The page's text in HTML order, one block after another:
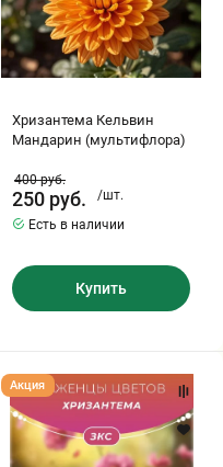
Хризантема Кельвин
Мандарин (мультифлора)
400руб.
250 руб.
/шт.
Есть в наличии
Купить
Хризантема
Бакарди,
Розовый
Фламинго,
Алые
Паруса,
Акция